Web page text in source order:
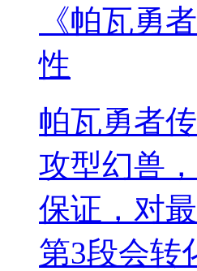
《帕瓦勇
性
帕瓦勇者
攻型幻兽
保证，对
第3段会转